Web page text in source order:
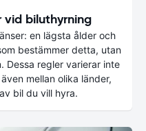
vid biluthyrning
en lägsta ålder och
bestämmer detta, utan
Dessa regler varierar inte
mellan olika länder,
bil du vill hyra.